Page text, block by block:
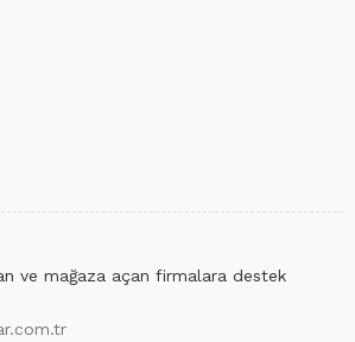
ve mağaza açan firmalara destek